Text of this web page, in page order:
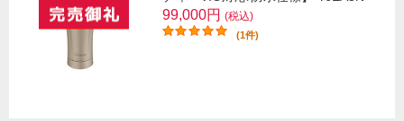
99,000円 (税込)
(1件)